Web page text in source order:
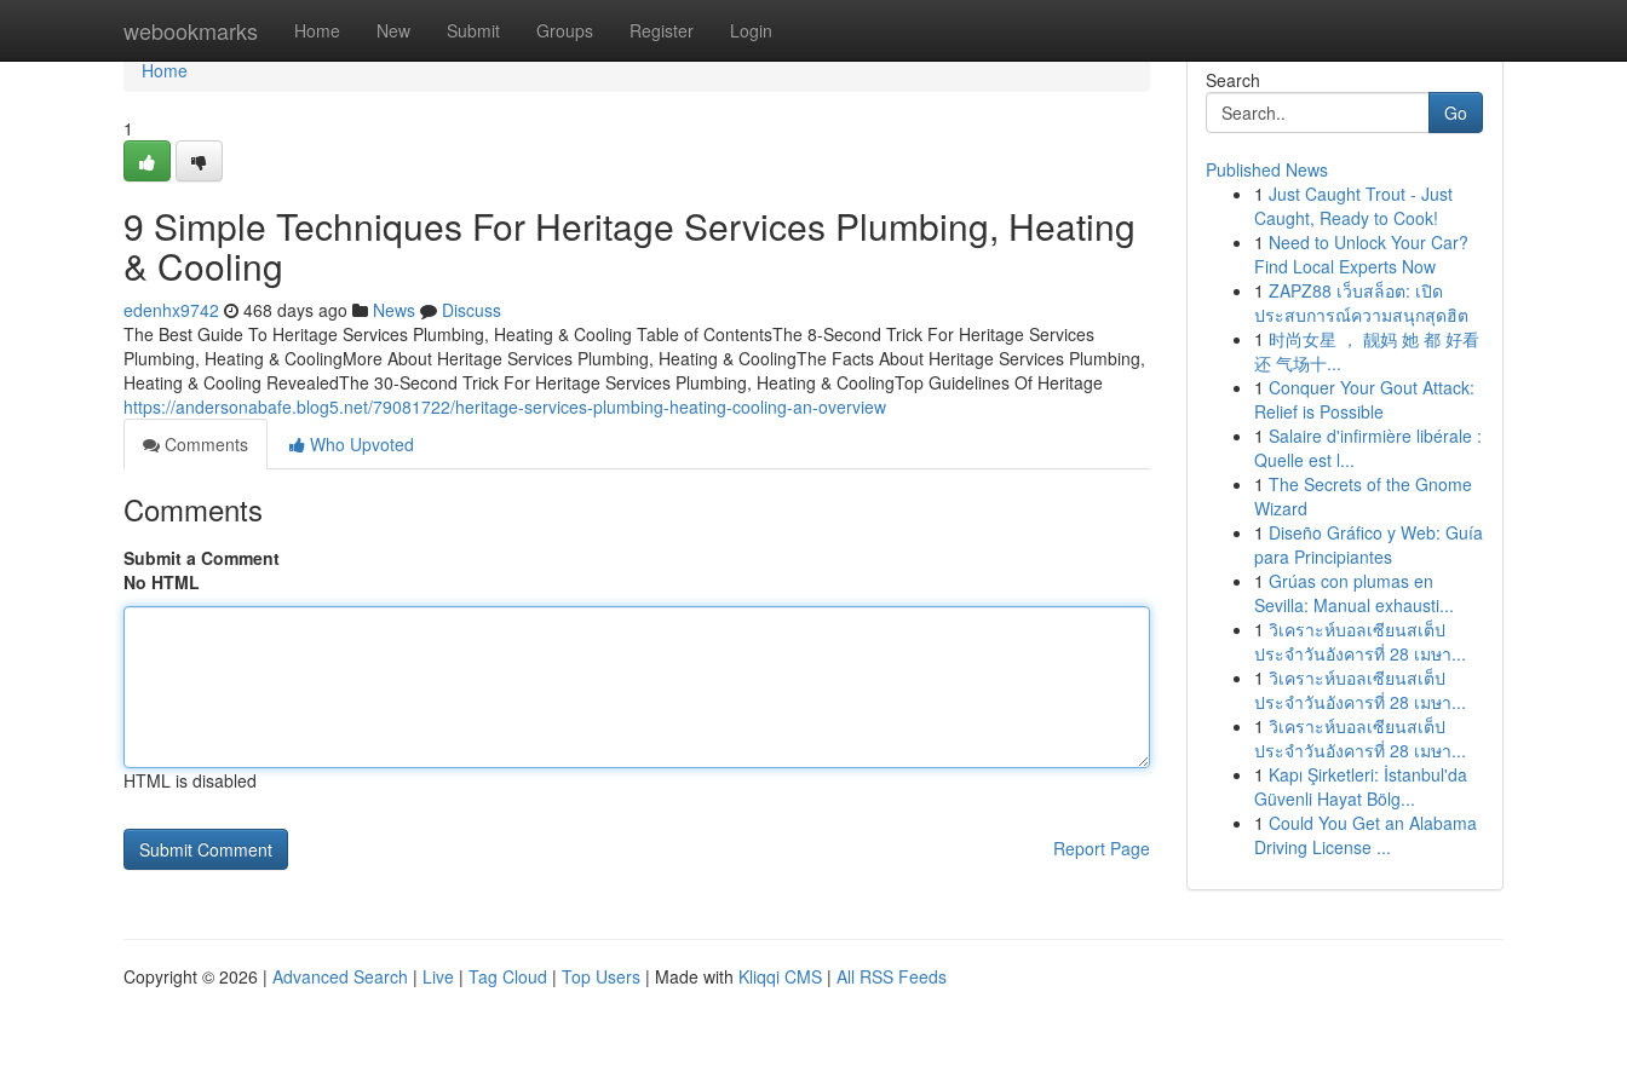
webookmarks Home New Submit Groups Register Login
Home
Home
1
9 Simple Techniques For Heritage Services Plumbing, Heating
& Cooling
edenhx9742 468 days ago News
Discuss
The Best Guide To Heritage Services Plumbing, Heating & Cooling Table of ContentsThe 8-Second Trick For Heritage Services
Plumbing, Heating & CoolingMore About Heritage Services Plumbing, Heating & CoolingThe Facts About Heritage Services Plumbing,
Heating & Cooling RevealedThe 30-Second Trick For Heritage Services Plumbing, Heating & CoolingTop Guidelines Of Heritage
https://andersonabafe.blog5.net/79081722/heritage-services-plumbing-heating-cooling-an-overview
Comments
Who Upvoted
Comments
Submit a Comment
No HTML
HTML is disabled
Report Page
Search
Go
Published News
1 Just Caught Trout - Just
Caught, Ready to Cook!
1 Need to Unlock Your Car?
Find Local Experts Now
1 ZAPZ88 เว็บสล็อต: เปิด
ประสบการณ์ความสนุกสุดฮิต
1 时尚女星 ， 靓妈 她 都 好看
还 气场十...
1 Conquer Your Gout Attack:
Relief is Possible
1 Salaire d'infirmière libérale :
Quelle est l...
1 The Secrets of the Gnome
Wizard
1 Diseño Gráfico y Web: Guía
para Principiantes
1 Grúas con plumas en
Sevilla: Manual exhausti...
1 วิเคราะห์บอลเซียนสเต็ป
ประจำวันอังคารที่ 28 เมษา...
1 วิเคราะห์บอลเซียนสเต็ป
ประจำวันอังคารที่ 28 เมษา...
1 วิเคราะห์บอลเซียนสเต็ป
ประจำวันอังคารที่ 28 เมษา...
1 Kapı Şirketleri: İstanbul'da
Güvenli Hayat Bölg...
1 Could You Get an Alabama
Driving License ...
Copyright © 2026 | Advanced Search | Live | Tag Cloud | Top Users | Made with Kliqqi CMS | All RSS Feeds